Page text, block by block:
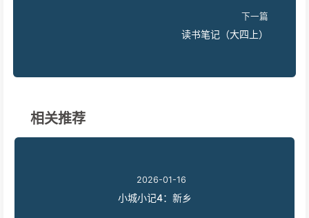
下一篇
读书笔记（大四上）
相关推荐
2026-01-16
小城小记4：新乡